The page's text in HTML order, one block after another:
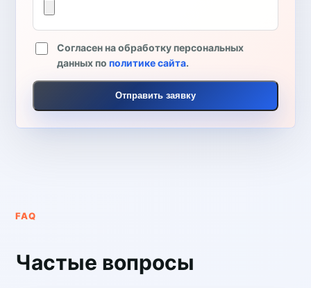
Согласен на обработку персональных
данных пополитике сайта.
Отправить заявку
FAQ
Частые вопросы